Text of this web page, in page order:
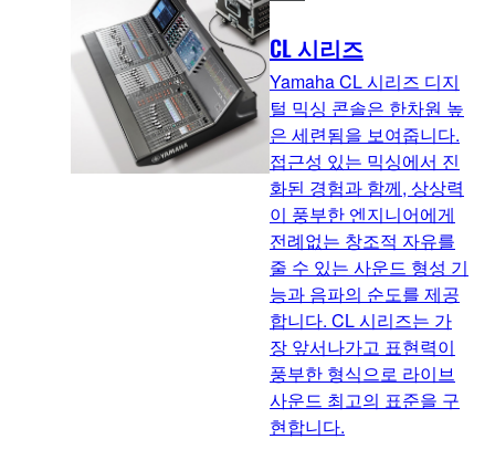
CL 시리즈
Yamaha CL 시리즈 디지
털 믹싱 콘솔은 한차원 높
은 세련됨을 보여줍니다.
접근성 있는 믹싱에서 진
화된 경험과 함께, 상상력
이 풍부한 엔지니어에게
전례없는 창조적 자유를
줄 수 있는 사운드 형성 기
능과 음파의 순도를 제공
합니다. CL 시리즈는 가
장 앞서나가고 표현력이
풍부한 형식으로 라이브
사운드 최고의 표준을 구
현합니다.